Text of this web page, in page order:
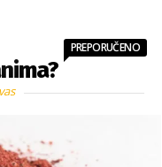
PREPORUČENO